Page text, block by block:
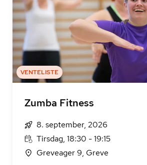
VENTELISTE
Zumba Fitness
8. september, 2026
Tirsdag, 18:30 - 19:15
Greveager 9, Greve